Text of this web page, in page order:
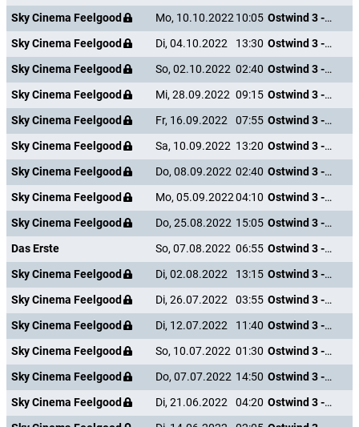
Sky Cinema Feelgood
Mo, 10.10.202210:05
Ostwind 3 - Aufbruch nach Ora
Sky Cinema Feelgood
Di, 04.10.2022 13:30
Ostwind 3 - Aufbruch nach Ora
Sky Cinema Feelgood
So, 02.10.2022 02:40
Ostwind 3 - Aufbruch nach Ora
Sky Cinema Feelgood
Mi, 28.09.2022 09:15
Ostwind 3 - Aufbruch nach Ora
Sky Cinema Feelgood
Fr, 16.09.2022 07:55
Ostwind 3 - Aufbruch nach Ora
Sky Cinema Feelgood
Sa, 10.09.2022 13:20
Ostwind 3 - Aufbruch nach Ora
Sky Cinema Feelgood
Do, 08.09.2022 02:40
Ostwind 3 - Aufbruch nach Ora
Sky Cinema Feelgood
Mo, 05.09.202204:10
Ostwind 3 - Aufbruch nach Ora
Sky Cinema Feelgood
Do, 25.08.2022 15:05
Ostwind 3 - Aufbruch nach Ora
Das Erste
So, 07.08.2022 06:55
Ostwind 3 - Aufbruch nach Ora
Sky Cinema Feelgood
Di, 02.08.2022 13:15
Ostwind 3 - Aufbruch nach Ora
Sky Cinema Feelgood
Di, 26.07.2022 03:55
Ostwind 3 - Aufbruch nach Ora
Sky Cinema Feelgood
Di, 12.07.2022 11:40
Ostwind 3 - Aufbruch nach Ora
Sky Cinema Feelgood
So, 10.07.2022 01:30
Ostwind 3 - Aufbruch nach Ora
Sky Cinema Feelgood
Do, 07.07.2022 14:50
Ostwind 3 - Aufbruch nach Ora
Sky Cinema Feelgood
Di, 21.06.2022 04:20
Ostwind 3 - Aufbruch nach Ora